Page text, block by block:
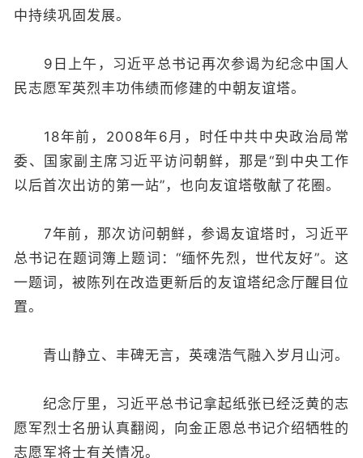
中持续巩固发展。
9日上午，习近平总书记再次参谒为纪念中国人
民志愿军英烈丰功伟绩而修建的中朝友谊塔。
18年前，2008年6月，时任中共中央政治局常
委、国家副主席习近平访问朝鲜，那是“到中央工作
以后首次出访的第一站”，也向友谊塔敬献了花圈。
7年前，那次访问朝鲜，参谒友谊塔时，习近平
总书记在题词簿上题词：“缅怀先烈，世代友好”。这
一题词，被陈列在改造更新后的友谊塔纪念厅醒目位
置。
青山静立、丰碑无言，英魂浩气融入岁月山河。
纪念厅里，习近平总书记拿起纸张已经泛黄的志
愿军烈士名册认真翻阅，向金正恩总书记介绍牺牲的
志愿军将士有关情况。